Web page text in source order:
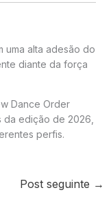
uma alta adesão do
diante da força
Dance Order
da edição de 2026,
perfis.
Post seguinte →